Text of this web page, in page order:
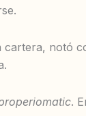
cartera, notó
.